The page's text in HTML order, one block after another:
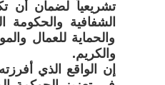
تشريعياً لضمان أن
الشفافية والحكومة
والحماية للعمال
والكريم.
إن الواقع الذي